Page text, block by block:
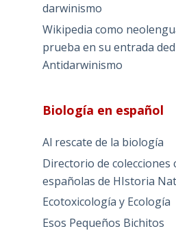
darwinismo
Wikipedia como
prueba en su entrada
Antidarwinismo
Biología en español
Al rescate de la biología
Directorio de colecciones
españolas de HIstoria
Ecotoxicología y Ecología
Esos Pequeños Bichitos